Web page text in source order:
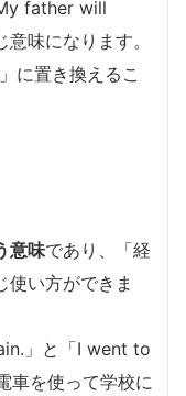
father will
味になります。
に置き換えるこ
意味であり、「経
使い方ができま
」と「I went to
車を使って学校に